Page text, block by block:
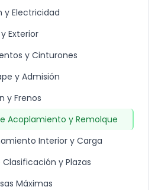
y Electricidad
Exterior
y Cinturones
y Admisión
y Frenos
Acoplamiento y Remolque
Interior y Carga
y Plazas
Máximas